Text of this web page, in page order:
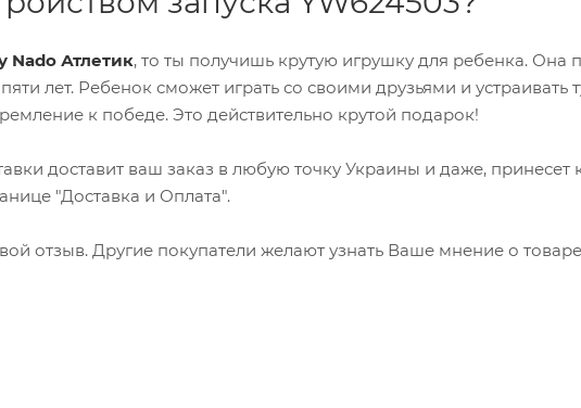
Nado Атлетик, то ты получишь крутую игрушку для ребенка. Она
лет. Ребенок сможет играть со своими друзьями и устраивать
к победе. Это действительно крутой подарок!
доставит ваш заказ в любую точку Украины и даже, принесет
"Доставка и Оплата".
отзыв. Другие покупатели желают узнать Ваше мнение о